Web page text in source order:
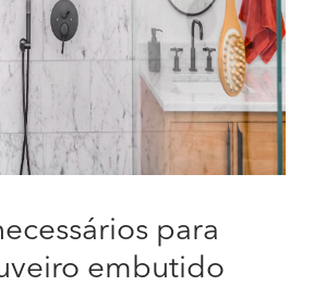
para
embutido